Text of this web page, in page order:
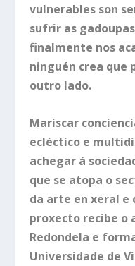
vulnerables son
sufrir as
finalmente nos
ninguén crea que
outro lado.
Mariscar
ecléctico e
achegar á
que se atopa o
da arte en xeral e
proxecto recibe o
Redondela e
Universidade de